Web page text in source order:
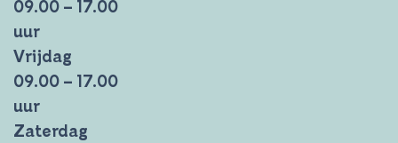
09.00 – 17.00
uur
Vrijdag
09.00 – 17.00
uur
Zaterdag